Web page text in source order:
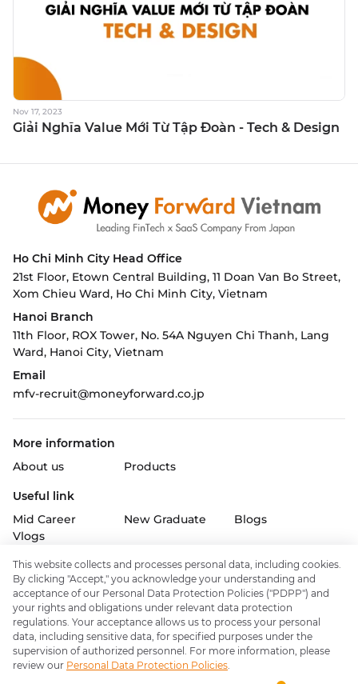
Nov 17, 2023
Giải Nghĩa Value Mới Từ Tập Đoàn - Tech & Design
Ho Chi Minh City Head Office
21st Floor, Etown Central Building, 11 Doan Van Bo Street,
Xom Chieu Ward, Ho Chi Minh City, Vietnam
Hanoi Branch
11th Floor, ROX Tower, No. 54A Nguyen Chi Thanh, Lang
Ward, Hanoi City, Vietnam
Email
mfv-recruit@moneyforward.co.jp
More information
About us
Products
Useful link
Mid Career
New Graduate
Blogs
Vlogs
Follow us on
Policy & support
About Money Forward Inc.
This website collects and processes personal data, including cookies.
By clicking "Accept," you acknowledge your understanding and
acceptance of our Personal Data Protection Policies ("PDPP") and
your rights and obligations under relevant data protection
regulations. Your acceptance allows us to process your personal
data, including sensitive data, for specified purposes under the
supervision of authorized personnel. For more information, please
review our Personal Data Protection Policies.